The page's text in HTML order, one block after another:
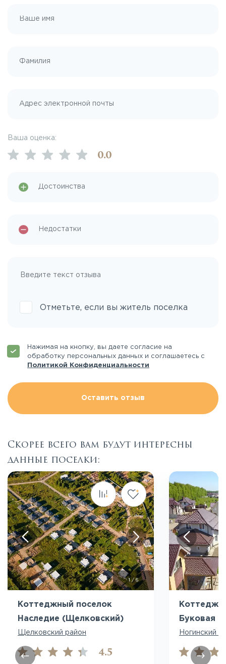
Ваша оценка:
0.0
Отметьте, если вы житель поселка
Нажимая на кнопку, вы даете согласие на
обработку персональных данных и соглашаетесь с
Политикой Конфиденциальности
Оставить отзыв
Скорее всего вам будут интересны
данные поселки:
1/6
Коттеджный поселок
Наследие (Щелковский)
Щелковский район
4.5
Посмотреть все фото
Буковая
Ногинский